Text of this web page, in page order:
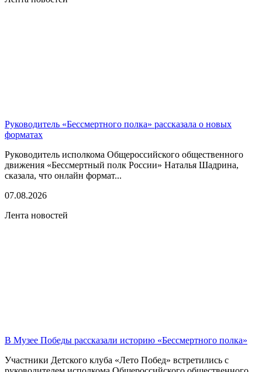
Руководитель «Бессмертного полка» рассказала о новых
форматах
Руководитель исполкома Общероссийского общественного
движения «Бессмертный полк России» Наталья Шадрина,
сказала, что онлайн формат...
07.08.2026
Лента новостей
В Музее Победы рассказали историю «Бессмертного полка»
Участники Детского клуба «Лето Побед» встретились с